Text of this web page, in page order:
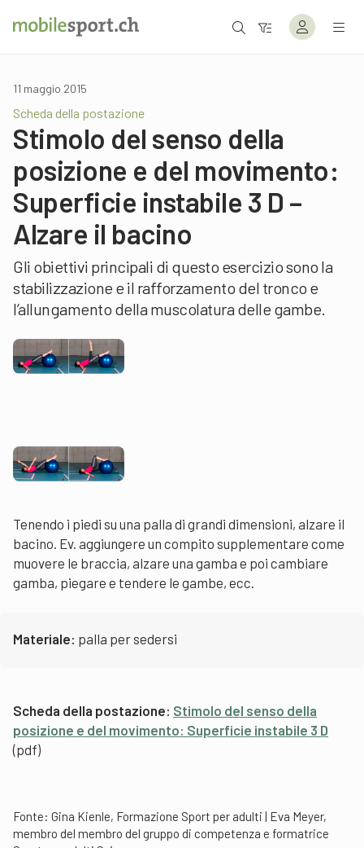
11 maggio 2015
Scheda della postazione
Stimolo del senso della
posizione e del movimento:
Superficie instabile 3 D –
Alzare il bacino
Gli obiettivi principali di questo esercizio sono la
stabilizzazione e il rafforzamento del tronco e
l’allungamento della muscolatura delle gambe.
Tenendo i piedi su una palla di grandi dimensioni, alzare il
bacino. Ev. aggiungere un compito supplementare come
muovere le braccia, alzare una gamba e poi cambiare
gamba, piegare e tendere le gambe, ecc.
Materiale: palla per sedersi
Scheda della postazione: Stimolo del senso della
posizione e del movimento: Superficie instabile 3 D
(pdf)
Fonte: Gina Kienle, Formazione Sport per adulti | Eva Meyer,
membro del membro del gruppo di competenza e formatrice